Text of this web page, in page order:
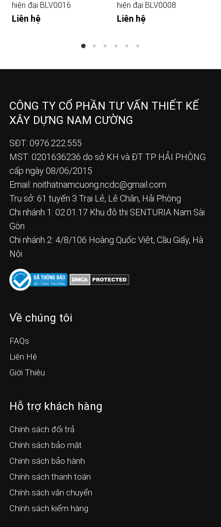
hiện đại BLV0016
Liên hệ
hiện đại BLV0008
Liên hệ
CÔNG TY CỔ PHẦN TƯ VẤN THIẾT KẾ
XÂY DỰNG NAM CƯỜNG
SĐT: 0976.222.555
MST: 0201636236 do sở KH và ĐT TP HẢI PHÒNG
cấp ngày 08/06/2015
Email: noithatnamcuong.ncdc@gmail.com
Trụ sở: 61 tuyến 3 Trại Lẻ, Lê Chân, Hải Phòng
Chi nhánh 1: 02.01.17 Khu đô thị SENTURIA Nam Sài
Gòn
Chi nhánh 2: 4/8/106 Hoàng Quốc Việt, Cầu Giấy, Hà
Nội
Về chúng tôi
FAQs
Liên Hệ
Giới Thiệu
Hỗ trợ khách hàng
Chính sách đổi trả
Chính sách bảo mật
Chính sách bảo hành
Chính sách thanh toán
Chính sách vận chuyển
Chính sách kiểm hàng